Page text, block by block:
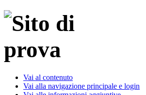
Vai al contenuto
Vai alla navigazione principale e login